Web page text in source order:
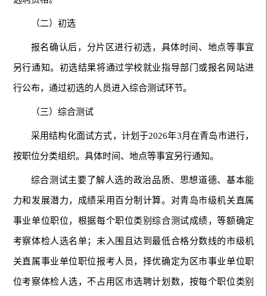
（二）初选
报名确认后，分片区进行初选，具体时间、地点等事宜
另行通知。初选结果将通过学校就业指导部门或报名网站进
行公布，通过初选的人员进入综合测试环节。
（三）综合测试
采用结构化面试方式，计划于2026年3月在青岛市进行，
按职位分类组织。具体时间、地点等事宜另行通知。
综合测试主要了解人选的政治品质、思想道德、基本能
力和发展潜力，成绩采用百分制计算。对青岛市级机关直属
事业单位职位，根据每个职位类别综合测试成绩，等额确定
考察体检人选名单；未入围且达到最低合格分数线的市级机
关直属事业单位职位报考人员，择优确定为区市事业单位职
位考察体检人选，不占用区市选聘计划数，按每个职位类别